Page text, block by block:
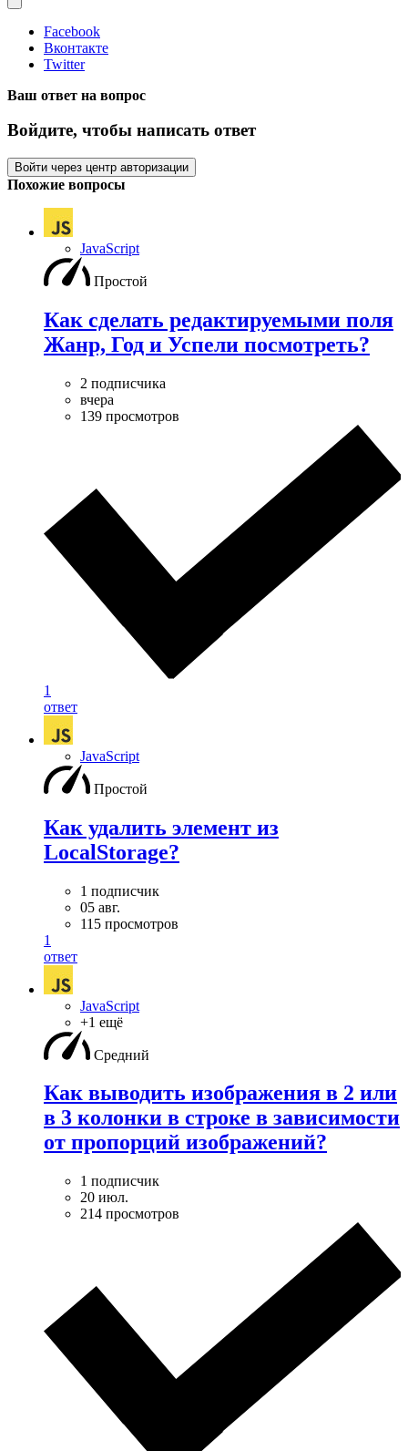
Facebook
Вконтакте
Twitter
Ваш ответ на вопрос
Войдите, чтобы написать ответ
Войти через центр авторизации
Похожие вопросы
JavaScript
Простой
Как сделать редактируемыми поля
Жанр, Год и Успели посмотреть?
2 подписчика
вчера
139 просмотров
1
ответ
JavaScript
Простой
Как удалить элемент из
LocalStorage?
1 подписчик
05 авг.
115 просмотров
1
ответ
JavaScript
+1 ещё
Средний
Как выводить изображения в 2 или
в 3 колонки в строке в зависимости
от пропорций изображений?
1 подписчик
20 июл.
214 просмотров